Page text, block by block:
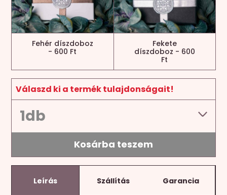
Fehér díszdoboz
- 600 Ft
Fekete
díszdoboz - 600
Ft
Válaszd ki a termék tulajdonságait!
Kosárba teszem
Leírás Szállítás Garancia